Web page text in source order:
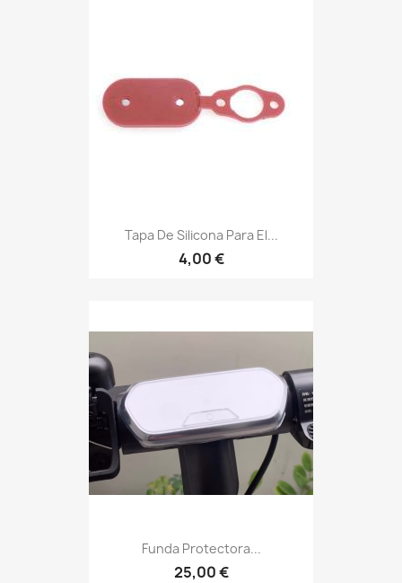
Tapa De Silicona Para El...
4,00 €
Funda Protectora...
25,00 €